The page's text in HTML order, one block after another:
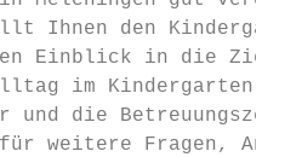
Ihnen den
Einblick in die
im Kindergarten
und die
weitere Fragen,